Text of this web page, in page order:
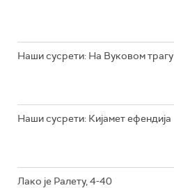
Наши сусрети: На Вуковом трагу
Наши сусрети: Кијамет ефендија
Лако је Ралету, 4-40